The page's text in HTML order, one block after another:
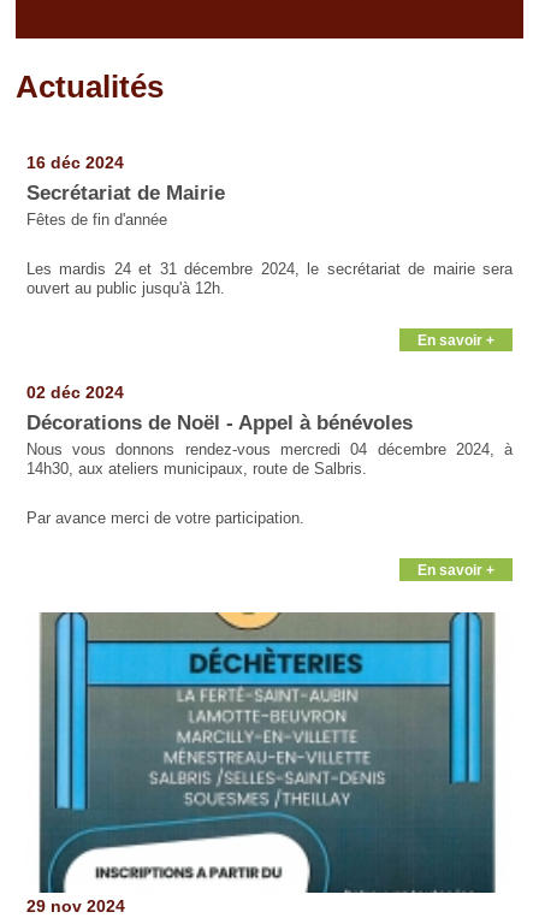
Actualités
16 déc 2024
Secrétariat de Mairie
Fêtes de fin d'année
Les mardis 24 et 31 décembre 2024, le secrétariat de mairie sera
ouvert au public jusqu'à 12h.
En savoir +
02 déc 2024
Décorations de Noël - Appel à bénévoles
Nous vous donnons rendez-vous mercredi 04 décembre 2024, à
14h30, aux ateliers municipaux, route de Salbris.
Par avance merci de votre participation.
En savoir +
29 nov 2024
Pages